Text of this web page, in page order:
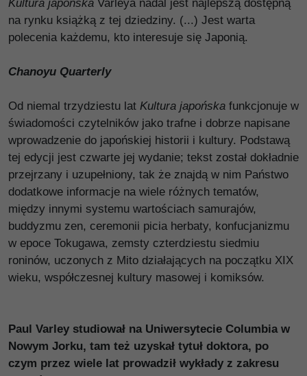
Kultura japońska Varleya nadal jest najlepszą dostępną
na rynku książką z tej dziedziny. (...) Jest warta
polecenia każdemu, kto interesuje się Japonią.
Chanoyu Quarterly
Od niemal trzydziestu lat Kultura japońska funkcjonuje w
świadomości czytelników jako trafne i dobrze napisane
wprowadzenie do japońskiej historii i kultury. Podstawą
tej edycji jest czwarte jej wydanie; tekst został dokładnie
przejrzany i uzupełniony, tak że znajdą w nim Państwo
dodatkowe informacje na wiele różnych tematów,
między innymi systemu wartościach samurajów,
buddyzmu zen, ceremonii picia herbaty, konfucjanizmu
w epoce Tokugawa, zemsty czterdziestu siedmiu
roninów, uczonych z Mito działających na początku XIX
wieku, współczesnej kultury masowej i komiksów.
Paul Varley studiował na Uniwersytecie Columbia w
Nowym Jorku, tam też uzyskał tytuł doktora, po
czym przez wiele lat prowadził wykłady z zakresu